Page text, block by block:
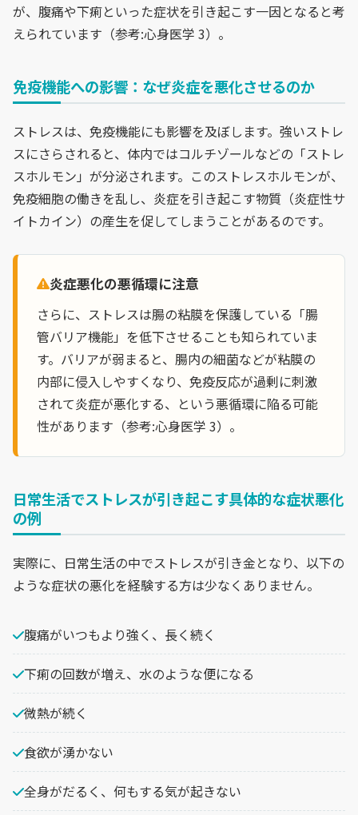
が、腹痛や下痢といった症状を引き起こす一因となると考
えられています（参考:心身医学 3）。
免疫機能への影響：なぜ炎症を悪化させるのか
ストレスは、免疫機能にも影響を及ぼします。強いストレ
スにさらされると、体内ではコルチゾールなどの「ストレ
スホルモン」が分泌されます。このストレスホルモンが、
免疫細胞の働きを乱し、炎症を引き起こす物質（炎症性サ
イトカイン）の産生を促してしまうことがあるのです。
炎症悪化の悪循環に注意
さらに、ストレスは腸の粘膜を保護している「腸
管バリア機能」を低下させることも知られていま
す。バリアが弱まると、腸内の細菌などが粘膜の
内部に侵入しやすくなり、免疫反応が過剰に刺激
されて炎症が悪化する、という悪循環に陥る可能
性があります（参考:心身医学 3）。
日常生活でストレスが引き起こす具体的な症状悪化
の例
実際に、日常生活の中でストレスが引き金となり、以下の
ような症状の悪化を経験する方は少なくありません。
腹痛がいつもより強く、長く続く
下痢の回数が増え、水のような便になる
微熱が続く
食欲が湧かない
全身がだるく、何もする気が起きない